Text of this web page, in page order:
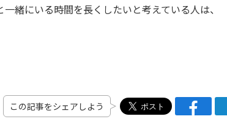
緒にいる時間を長くしたいと考えている人は、
この記事をシェアしよう